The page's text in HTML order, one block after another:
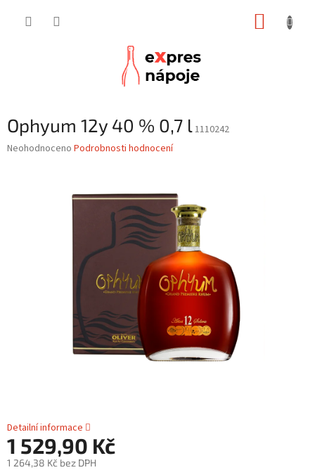
Ophyum 12y 40 % 0,7 l1110242
Průměrné
Neohodnoceno Podrobnosti hodnocení
Detailní informace
1 529,90 Kč
1 264,38 Kč bez DPH